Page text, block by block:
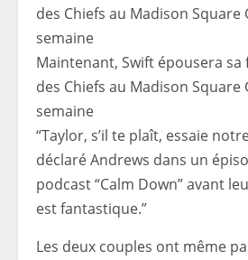
Maintenant, Swift épousera sa
des Chiefs au Madison Square
semaine
“Taylor, s’il te plaît, essaie
déclaré Andrews dans un
podcast “Calm Down” avant
est fantastique.”
Les deux couples ont même